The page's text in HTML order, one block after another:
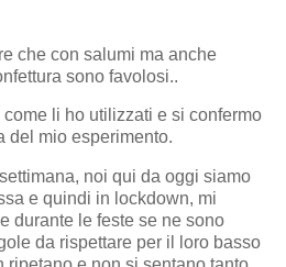
che con salumi ma anche
sono favolosi..
come li ho utilizzati e si confermo
del mio esperimento.
noi qui da oggi siamo
e quindi in lockdown, mi
durante le feste se ne sono
da rispettare per il loro basso